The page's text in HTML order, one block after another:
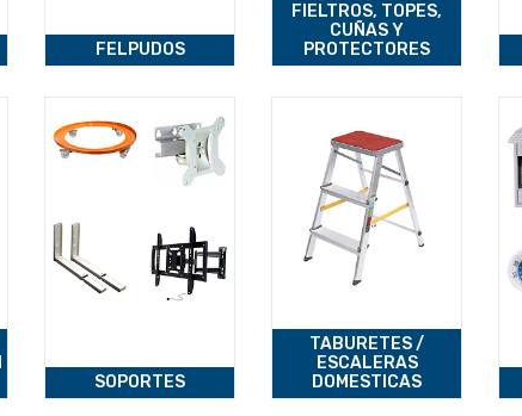
FELPUDOS
FIELTROS, TOPES,
CUÑAS Y
PROTECTORES
SOPORTES
TABURETES /
ESCALERAS
DOMESTICAS